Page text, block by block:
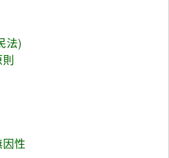
法)
性